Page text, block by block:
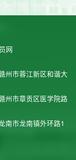
网
州市蓉江新区和谐大
州市章贡区医学院路
南市龙南镇外环路1